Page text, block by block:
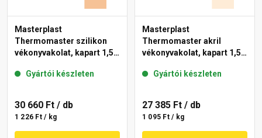
Masterplast
Thermomaster szilikon
vékonyvakolat, kapart 1,5
Gyártói készleten
30 660 Ft / db
1 226 Ft / kg
Masterplast
Thermomaster akril
vékonyvakolat, kapart 1,5
Gyártói készleten
27 385 Ft / db
1 095 Ft / kg